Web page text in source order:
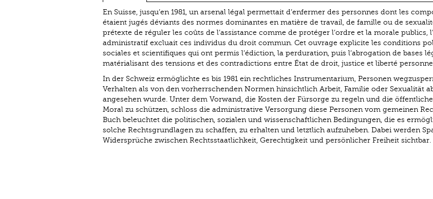
En Suisse, jusqu’en 1981, un arsenal légal permettait d’enfermer des personnes dont les
étaient jugés déviants des normes dominantes en matière de travail, de famille ou de
prétexte de réguler les coûts de l’assistance comme de protéger l’ordre et la morale publics,
administratif excluait ces individus du droit commun. Cet ouvrage explicite les conditions
sociales et scientifiques qui ont permis l’édiction, la perduration, puis l’abrogation de bases
matérialisant des tensions et des contradictions entre État de droit, justice et liberté
In der Schweiz ermöglichte es bis 1981 ein rechtliches Instrumentarium, Personen
Verhalten als von den vorherrschenden Normen hinsichtlich Arbeit, Familie oder Sexualität
angesehen wurde. Unter dem Vorwand, die Kosten der Fürsorge zu regeln und die
Moral zu schützen, schloss die administrative Versorgung diese Personen vom gemeinen
Buch beleuchtet die politischen, sozialen und wissenschaftlichen Bedingungen, die es
solche Rechtsgrundlagen zu schaffen, zu erhalten und letztlich aufzuheben. Dabei werden
Widersprüche zwischen Rechtsstaatlichkeit, Gerechtigkeit und persönlicher Freiheit sichtbar.